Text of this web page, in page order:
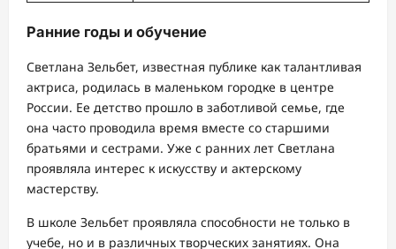
Ранние годы и обучение
Светлана Зельбет, известная публике как талантливая
актриса, родилась в маленьком городке в центре
России. Ее детство прошло в заботливой семье, где
она часто проводила время вместе со старшими
братьями и сестрами. Уже с ранних лет Светлана
проявляла интерес к искусству и актерскому
мастерству.
В школе Зельбет проявляла способности не только в
учебе, но и в различных творческих занятиях. Она